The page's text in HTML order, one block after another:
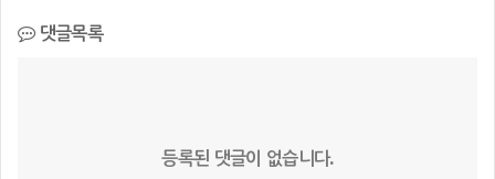
댓글목록
등록된 댓글이 없습니다.